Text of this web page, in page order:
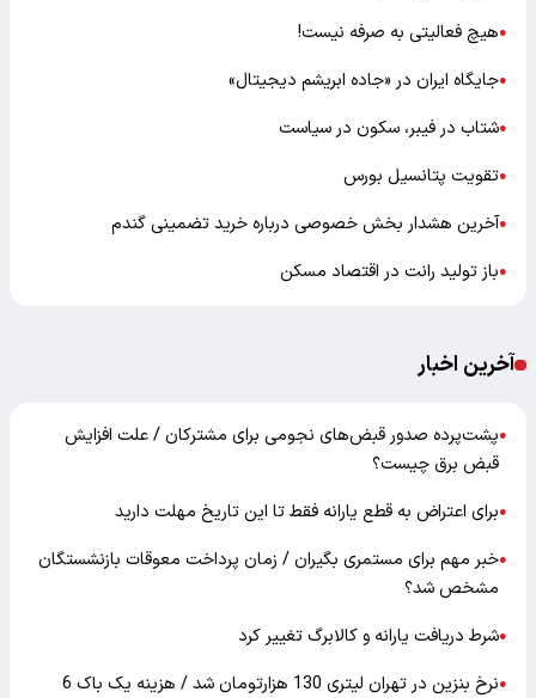
●هیچ فعالیتی به صرفه نیست!
●جایگاه ایران در «جاده ابریشم دیجیتال»
●شتاب در فیبر، سکون در سیاست
●تقویت پتانسیل بورس
●آخرین هشدار بخش خصوصی درباره خرید تضمینی گندم
●باز تولید رانت در اقتصاد مسکن
آخرین اخبار
●پشت‌پرده صدور قبض‌های نجومی برای مشترکان / علت افزایش
قبض برق چیست؟
●برای اعتراض به قطع یارانه فقط تا این تاریخ مهلت دارید
●خبر مهم برای مستمری بگیران / زمان پرداخت معوقات بازنشستگان
مشخص شد؟
●شرط دریافت یارانه و کالابرگ تغییر کرد
●
نرخ بنزین در تهران لیتری 130 هزارتومان شد / هزینه یک باک 6